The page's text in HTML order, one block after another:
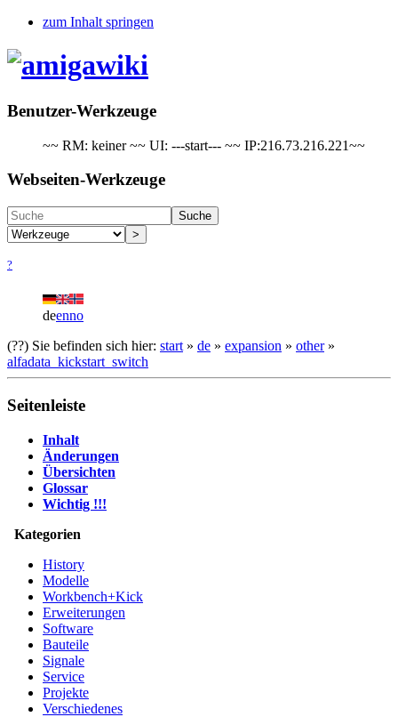
zum Inhalt springen
Benutzer-Werkzeuge
~~ RM: keiner ~~ UI: ---start--- ~~ IP:216.73.216.221~~
Webseiten-Werkzeuge
Suche
>
?
deenno
(??) Sie befinden sich hier: start » de » expansion » other»
alfadata_kickstart_switch
Seitenleiste
Inhalt
Änderungen
Übersichten
Glossar
Wichtig !!!
Kategorien
History
Modelle
Workbench+Kick
Erweiterungen
Software
Bauteile
Signale
Service
Projekte
Verschiedenes